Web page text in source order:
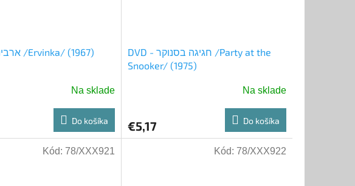
DVD - ארבינקה /Ervinka/ (1967)
Na sklade
Do košíka
DVD - חגיגה בסנוקר /Party at the
Snooker/ (1975)
Na sklade
€5,17 Do košíka
Kód: 78/XXX921 Kód: 78/XXX922